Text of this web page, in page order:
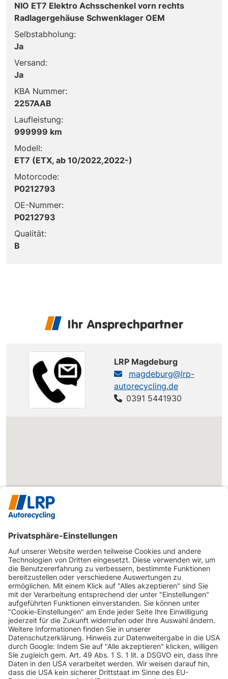
NIO ET7 Elektro Achsschenkel vorn rechts
Radlagergehäuse Schwenklager OEM
Selbstabholung:
Ja
Versand:
Ja
KBA Nummer:
2257AAB
Laufleistung:
999999 km
Modell:
ET7 (ETX, ab 10/2022,2022-)
Motorcode:
P0212793
OE-Nummer:
P0212793
Qualität:
B
Ihr Ansprechpartner
LRP Magdeburg
magdeburg@lrp-
autorecycling.de
0391 5441930
INFORMATIONEN
KUNDENSERVICE